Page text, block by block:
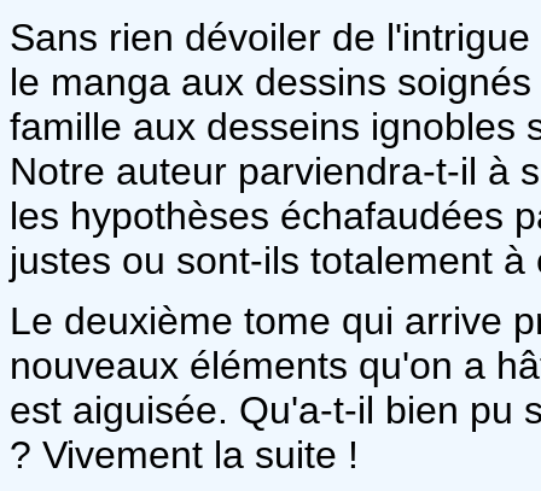
Sans rien dévoiler de
le manga aux dessins
famille aux desseins ignobles
Notre auteur parviendra-t-il à
les hypothèses échafaudées
justes ou sont-ils totalement
Le deuxième tome qui arrive
nouveaux éléments qu'on a
est aiguisée. Qu'a-t-il bien pu
? Vivement la suite !